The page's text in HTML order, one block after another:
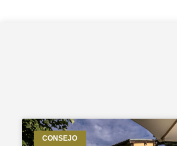
CONSEJO